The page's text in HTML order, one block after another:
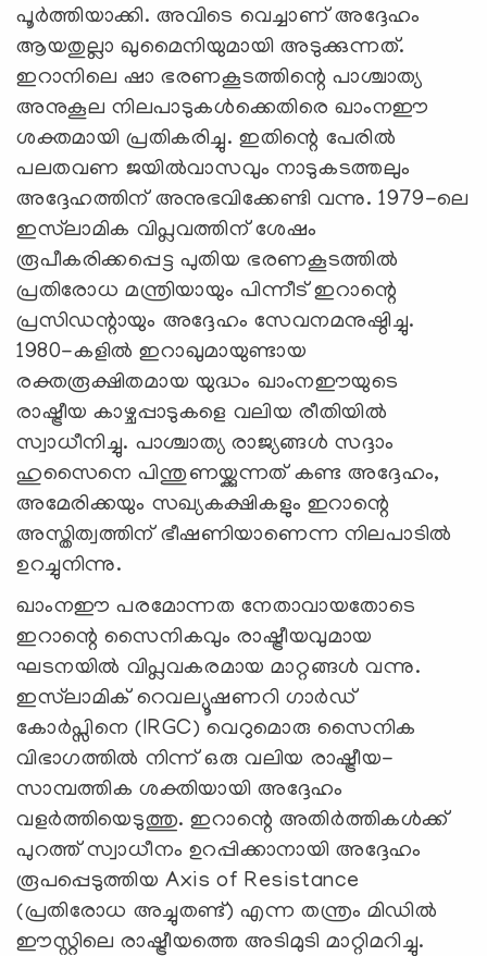
പൂർത്തിയാക്കി. അവിടെ വെച്ചാണ് അദ്ദേഹം
ആയതുല്ലാ ഖുമൈനിയുമായി അടുക്കുന്നത്.
ഇറാനിലെ ഷാ ഭരണകൂടത്തിന്റെ പാശ്ചാത്യ
അനുകൂല നിലപാടുകൾക്കെതിരെ ഖാംനഈ
ശക്തമായി പ്രതികരിച്ചു. ഇതിന്റെ പേരിൽ
പലതവണ ജയിൽവാസവും നാടുകടത്തലും
അദ്ദേഹത്തിന് അനുഭവിക്കേണ്ടി വന്നു. 1979-ലെ
ഇസ്‍ലാമിക വിപ്ലവത്തിന് ശേഷം
രൂപീകരിക്കപ്പെട്ട പുതിയ ഭരണകൂടത്തിൽ
പ്രതിരോധ മന്ത്രിയായും പിന്നീട് ഇറാന്റെ
പ്രസിഡന്റായും അദ്ദേഹം സേവനമനുഷ്ഠിച്ചു.
1980-കളിൽ ഇറാഖുമായുണ്ടായ
രക്തരൂക്ഷിതമായ യുദ്ധം ഖാംനഈയുടെ
രാഷ്ട്രീയ കാഴ്ചപ്പാടുകളെ വലിയ രീതിയിൽ
സ്വാധീനിച്ചു. പാശ്ചാത്യ രാജ്യങ്ങൾ സദ്ദാം
ഹുസൈനെ പിന്തുണയ്ക്കുന്നത് കണ്ട അദ്ദേഹം,
അമേരിക്കയും സഖ്യകക്ഷികളും ഇറാന്റെ
അസ്തിത്വത്തിന് ഭീഷണിയാണെന്ന നിലപാടിൽ
ഉറച്ചുനിന്നു.
ഖാംനഈ പരമോന്നത നേതാവായതോടെ
ഇറാന്റെ സൈനികവും രാഷ്ട്രീയവുമായ
ഘടനയിൽ വിപ്ലവകരമായ മാറ്റങ്ങൾ വന്നു.
ഇസ്‌ലാമിക് റെവല്യൂഷണറി ഗാർഡ്
കോർപ്സിനെ (IRGC) വെറുമൊരു സൈനിക
വിഭാഗത്തിൽ നിന്ന് ഒരു വലിയ രാഷ്ട്രീയ-
സാമ്പത്തിക ശക്തിയായി അദ്ദേഹം
വളർത്തിയെടുത്തു. ഇറാന്റെ അതിർത്തികൾക്ക്
പുറത്ത് സ്വാധീനം ഉറപ്പിക്കാനായി അദ്ദേഹം
രൂപപ്പെടുത്തിയ Axis of Resistance
(പ്രതിരോധ അച്ചുതണ്ട്) എന്ന തന്ത്രം മിഡിൽ
ഈസ്റ്റിലെ രാഷ്ട്രീയത്തെ അടിമുടി മാറ്റിമറിച്ചു.